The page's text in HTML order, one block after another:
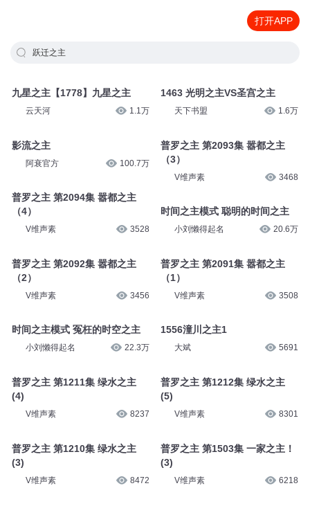
打开APP
跃迁之主
九星之主【1778】九星之主
云天河 1.1万
影流之主
阿衰官方 100.7万
普罗之主 第2094集 嚣都之主
（4）
V维声素 3528
普罗之主 第2092集 嚣都之主
（2）
V维声素 3456
时间之主模式 冤枉的时空之主
小刘懒得起名 22.3万
普罗之主 第1211集 绿水之主
(4)
V维声素 8237
普罗之主 第1210集 绿水之主
(3)
V维声素 8472
1463 光明之主VS圣宫之主
天下书盟 1.6万
普罗之主 第2093集 嚣都之主
（3）
V维声素 3468
时间之主模式 聪明的时间之主
小刘懒得起名 20.6万
普罗之主 第2091集 嚣都之主
（1）
V维声素 3508
1556潼川之主1
大斌 5691
普罗之主 第1212集 绿水之主
(5)
V维声素 8301
普罗之主 第1503集 一家之主！
(3)
V维声素 6218